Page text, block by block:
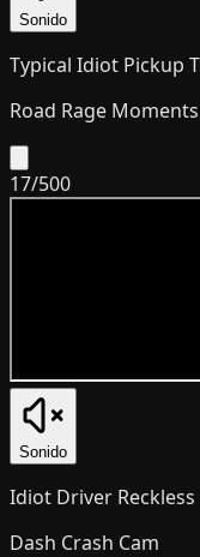
Sonido
Typical Idiot Pickup
Road Rage Moments
17/500
Sonido
Idiot Driver
Dash Crash Cam